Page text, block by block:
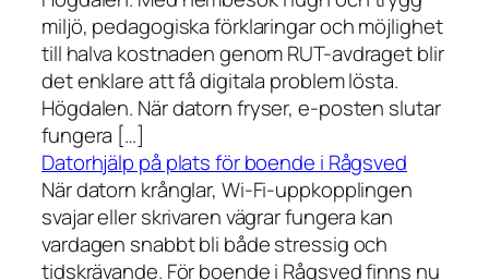
miljö, pedagogiska förklaringar och möjlighet
till halva kostnaden genom RUT-avdraget blir
det enklare att få digitala problem lösta.
Högdalen. När datorn fryser, e-posten slutar
fungera […]
Datorhjälp på plats för boende i Rågsved
När datorn krånglar, Wi-Fi-uppkopplingen
svajar eller skrivaren vägrar fungera kan
vardagen snabbt bli både stressig och
tidskrävande. För boende i Rågsved finns nu